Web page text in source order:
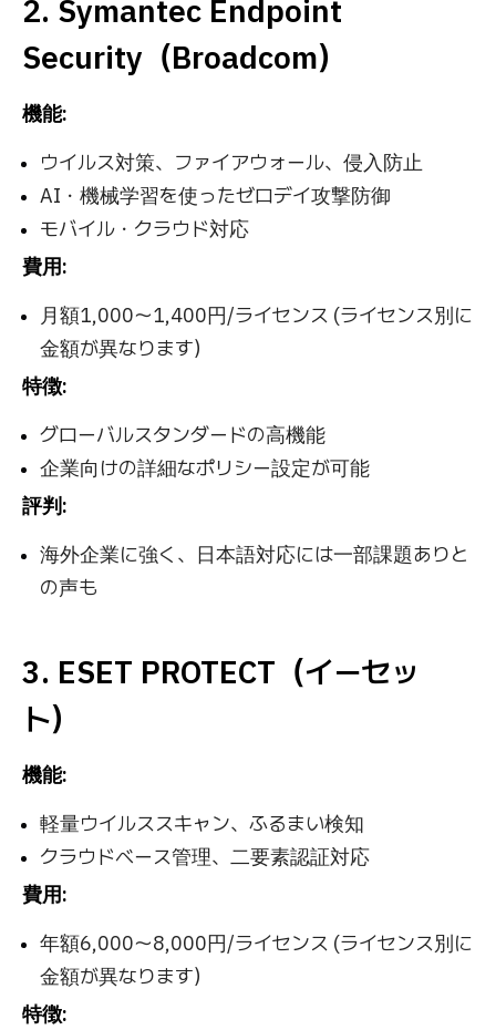
2. Symantec Endpoint
Security（Broadcom）
機能:
ウイルス対策、ファイアウォール、侵入防止
AI・機械学習を使ったゼロデイ攻撃防御
モバイル・クラウド対応
費用:
月額1,000〜1,400円/ライセンス (ライセンス別に
金額が異なります）
特徴:
グローバルスタンダードの高機能
企業向けの詳細なポリシー設定が可能
評判:
海外企業に強く、日本語対応には一部課題ありと
の声も
3. ESET PROTECT（イーセッ
ト）
機能:
軽量ウイルススキャン、ふるまい検知
クラウドベース管理、二要素認証対応
費用:
年額6,000〜8,000円/ライセンス (ライセンス別に
金額が異なります）
特徴: